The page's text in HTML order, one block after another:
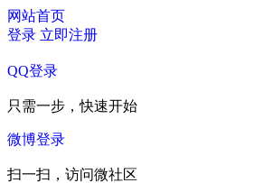
网站首页
登录 立即注册
QQ登录
只需一步，快速开始
微博登录
扫一扫，访问微社区